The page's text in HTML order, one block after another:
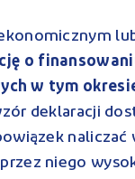
o
w tym
deklaracji
naliczać
niego